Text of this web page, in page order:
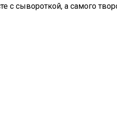
сывороткой, а самого